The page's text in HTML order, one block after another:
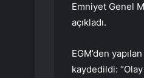
Emniyet Genel
açıkladı.
EGM’den
kaydedildi: